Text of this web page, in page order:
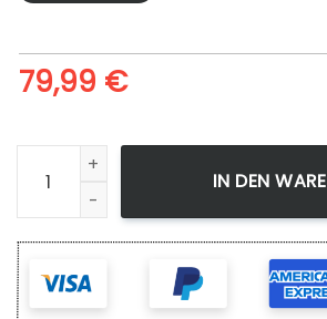
79,99 €
Gohan Beast - Leinwandbild Menge
IN DEN